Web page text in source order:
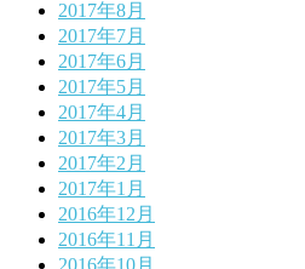
2017年8月
2017年7月
2017年6月
2017年5月
2017年4月
2017年3月
2017年2月
2017年1月
2016年12月
2016年11月
2016年10月